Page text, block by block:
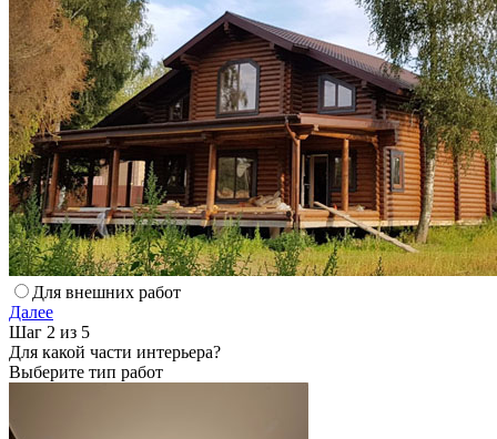
Для внешних работ
Далее
Шаг 2 из 5
Для какой части интерьера?
Выберите тип работ